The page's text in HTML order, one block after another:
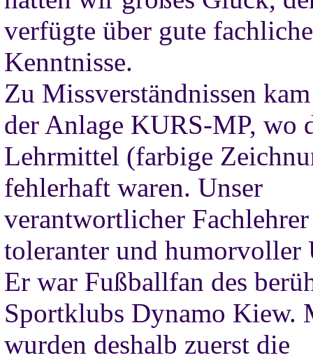
verfügte über gute fachliche
Kenntnisse.
Zu Missverständnissen
der Anlage KURS-MP, wo
Lehrmittel (farbige
fehlerhaft waren. Unser
verantwortlicher
toleranter und humorvoller
Er war Fußballfan des
Sportklubs Dynamo Kiew.
wurden deshalb zuerst die